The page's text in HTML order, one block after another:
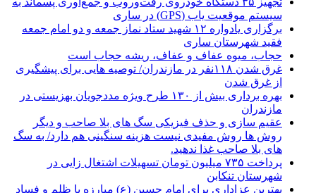
سیستم موقعیت یاب (GPS) در ساری
برگزاری یادواره ۱۲ شهید ستاد نماز جمعه و دو امام جمعه
فقید شهرستان ساری
حجاب، میوه عفاف و عفاف، ریشه حجاب است
غرق شدن ۱۱۸نفر در مازندران/ توصيه هايی برای پيشگيری
از غرق شدن
بهره برداری بیش از ۱۳۰ طرح ویژه مددجویان بهزیستی در
مازندران
عقیم سازی و حذف فیزیکی سگ های بلا صاحب و دیگر
روش ها روش مفیدی نیست هزینه سنگینی هم دارد/ به سگ
های بلا صاحب غذا ندهید.
پرداخت ۷۳۵ میلیون تومان تسهیلات اشتغال زایی در
شهرستان تنکابن
بهترین عزاداری برای امام حسین (ع) مبارزه با ظلم و فساد